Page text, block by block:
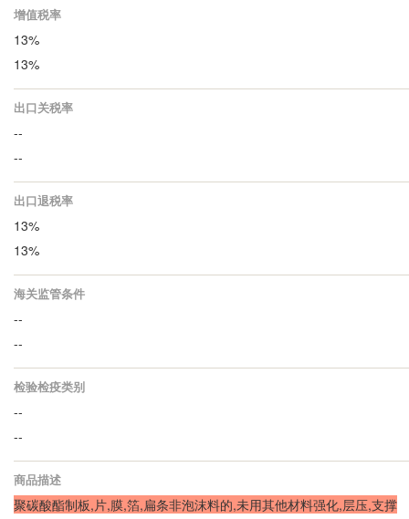
增值税率
13%
13%
出口关税率
--
--
出口退税率
13%
13%
海关监管条件
--
--
检验检疫类别
--
--
商品描述
聚碳酸酯制板,片,膜,箔,扁条非泡沫料的,未用其他材料强化,层压,支撑